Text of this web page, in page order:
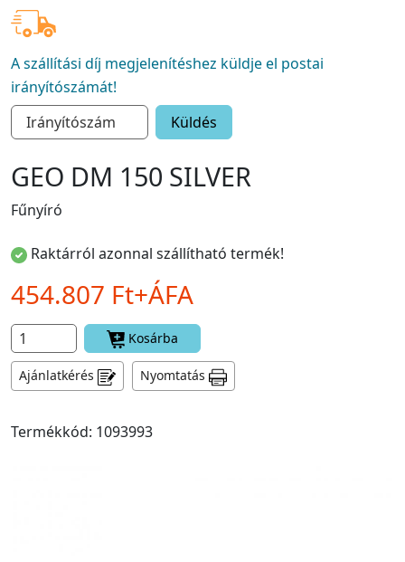
A szállítási díj megjelenítéshez küldje el postai
irányítószámát!
Küldés
GEO DM 150 SILVER
Fűnyíró
Raktárról azonnal szállítható termék!
454.807 Ft+ÁFA
Kosárba
Ajánlatkérés Nyomtatás
Termékkód: 1093993